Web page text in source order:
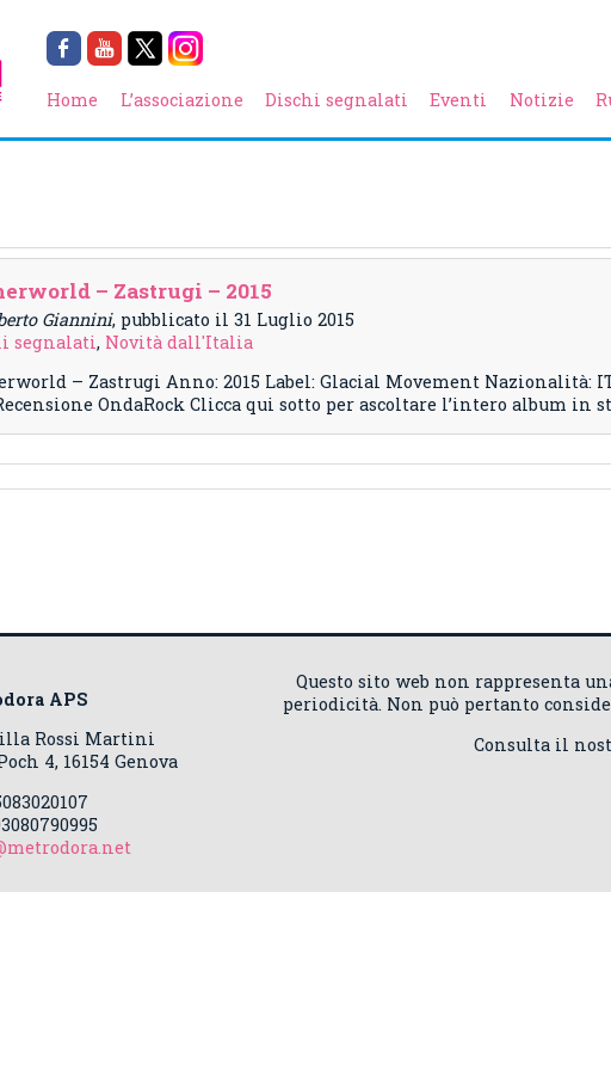
Home L’associazione Dischi segnalati Eventi Notizie
– Zastrugi – 2015
Giannini, pubblicato il 31 Luglio 2015
segnalati, Novità dall'Italia
– Zastrugi Anno: 2015 Label: Glacial Movement Nazionalità:
OndaRock Clicca qui sotto per ascoltare l’intero album in
APS
Rossi Martini
4, 16154 Genova
Questo sito web non rappresenta
periodicità. Non può pertanto
Consulta il